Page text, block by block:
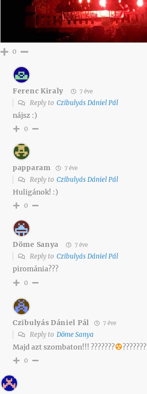
0
Ferenc Kiraly 7 éve
Reply to Czibulyás Dániel Pál
nájsz :)
0
papparam 7 éve
Reply to Czibulyás Dániel Pál
Huligánok! :)
0
Döme Sanya 7 éve
Reply to Czibulyás Dániel Pál
pirománia???
0
Czibulyás Dániel Pál 7 éve
Reply to Döme Sanya
Majd azt szombaton!!! ??????? ???????
0